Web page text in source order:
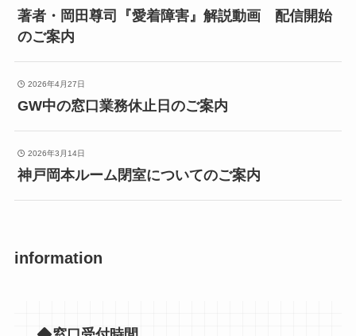
著者・岡田尊司『愛着障害』解説動画 配信開始
のご案内
2026年4月27日
GW中の窓口業務休止日のご案内
2026年3月14日
神戸岡本ルーム閉室についてのご案内
information